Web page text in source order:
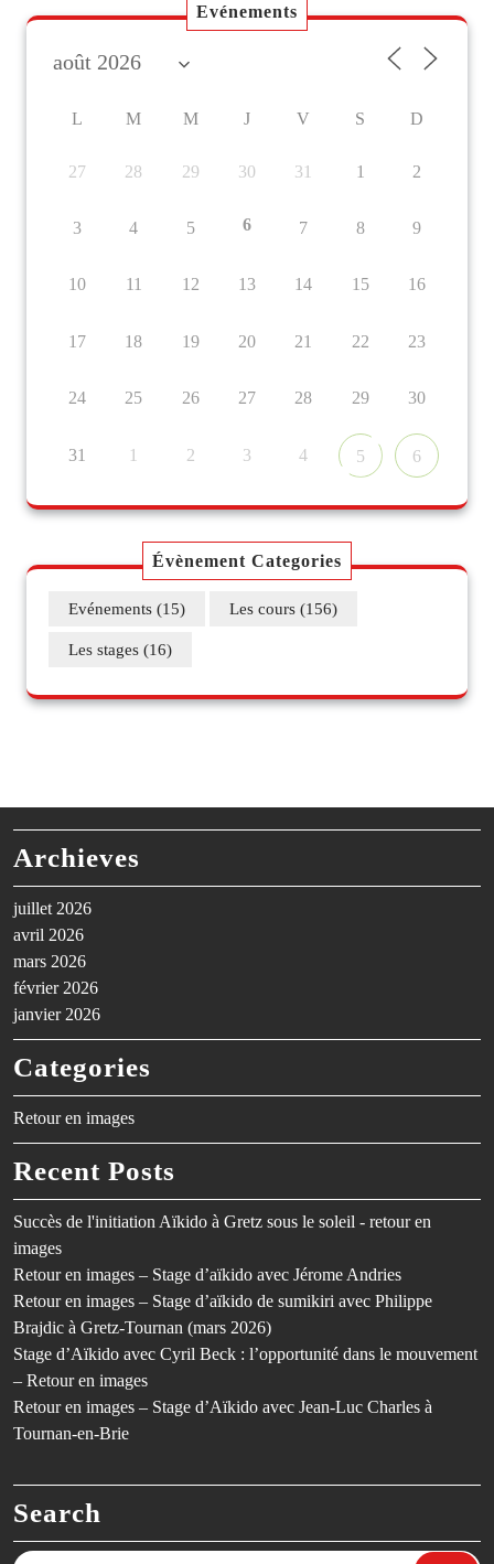
Evénements
L M M J V S D
27 28 29 30 31 1 2
3 4 5 6 7 8 9
10 11 12 13 14 15 16
17 18 19 20 21 22 23
24 25 26 27 28 29 30
31 1 2 3 4 5 6
Évènement Categories
Evénements (15) Les cours (156)
Les stages (16)
Archieves
juillet 2026
avril 2026
mars 2026
février 2026
janvier 2026
Categories
Retour en images
Recent Posts
Succès de l'initiation Aïkido à Gretz sous le soleil - retour en
images
Retour en images – Stage d’aïkido avec Jérome Andries
Retour en images – Stage d’aïkido de sumikiri avec Philippe
Brajdic à Gretz-Tournan (mars 2026)
Stage d’Aïkido avec Cyril Beck : l’opportunité dans le mouvement
– Retour en images
Retour en images – Stage d’Aïkido avec Jean-Luc Charles à
Tournan-en-Brie
Search